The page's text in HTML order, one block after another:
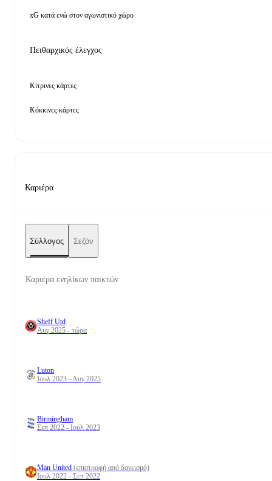
xG κατά ενώ στον αγωνιστικό χώρο
Πειθαρχικός έλεγχος
Κίτρινες κάρτες
Κόκκινες κάρτες
Καριέρα
Σύλλογος Σεζόν
Καριέρα ενηλίκων παικτών
Sheff Utd
Αυγ 2025 - τώρα
Luton
Ιουλ 2023 - Αυγ 2025
Birmingham
Σεπ 2022 - Ιουλ 2023
Man United (επιστροφή από δανεισμό)
Ιουλ 2022 - Σεπ 2022